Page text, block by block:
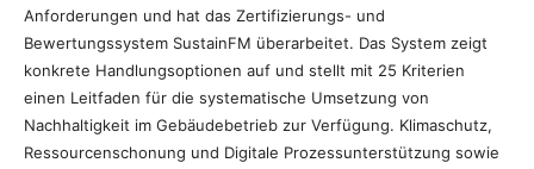
Anforderungen und hat das Zertifizierungs- und
Bewertungssystem SustainFM überarbeitet. Das System zeigt
konkrete Handlungsoptionen auf und stellt mit 25 Kriterien
einen Leitfaden für die systematische Umsetzung von
Nachhaltigkeit im Gebäudebetrieb zur Verfügung. Klimaschutz,
Ressourcenschonung und Digitale Prozessunterstützung sowie